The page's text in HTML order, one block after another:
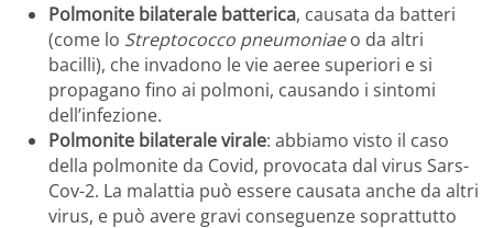
Polmonite bilaterale batterica, causata da batteri
(come lo Streptococco pneumoniaeo da altri
bacilli), che invadono le vie aeree superiori e si
propagano fino ai polmoni, causando i sintomi
dell’infezione.
Polmonite bilaterale virale: abbiamo visto il caso
della polmonite da Covid, provocata dal virus Sars-
Cov-2. La malattia può essere causata anche da altri
virus, e può avere gravi conseguenze soprattutto